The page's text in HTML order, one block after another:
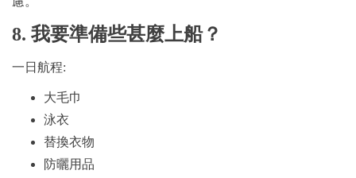
8. 我要準備些甚麼上船？
一日航程:
大毛巾
泳衣
替換衣物
防曬用品